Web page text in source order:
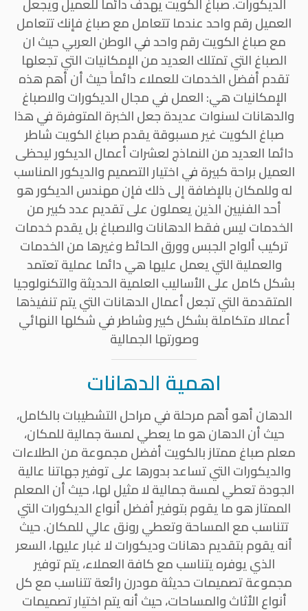
العميل رقم واحد عندما تتعامل مع صباغ فإنك تتعامل
مع صباغ الكويت رقم واحد في الوطن العربي حيث ان
الصباغ التي تمتلك العديد من الإمكانيات التي تجعلها
تقدم أفضل الخدمات للعملاء دائماً حيث أن أهم هذه
الإمكانيات هي: العمل في مجال الديكورات والاصباغ
والدهانات لسنوات عديدة جعل الخبرة المتوفرة في هذا
صباغ الكويت غير مسبوقة يقدم صباغ الكويت شاطر
دائما العديد من النماذج لعشرات أعمال الديكور ليحظى
العميل براحة كبيرة في اختيار التصميم والديكور المناسب
له وللمكان بالإضافة إلى ذلك فإن مهندس الديكور هو
أحد الفنيين الذين يعملون على تقديم عدد كبير من
الخدمات ليس فقط الدهانات والاصباغ بل يقدم خدمات
تركيب ألواح الجبس وورق الحائط وغيرها من الخدمات
والعملية التي يعمل عليها هي دائما عملية تعتمد
بشكل كامل على الأساليب العلمية الحديثة والتكنولوجيا
المتقدمة التي تجعل أعمال الدهانات التي يتم تنفيذها
أعمالا متكاملة بشكل كبير وشاطر في شكلها النهائي
وصورتها الجمالية
اهمية الدهانات
الدهان أهو أهم مرحلة في مراحل التشطيبات بالكامل،
حيث أن الدهان هو ما يعطي لمسة جمالية للمكان،
معلم صباغ ممتاز بالكويت أفضل مجموعة من الطلاءات
والديكورات التي تساعد بدورها على توفير جهاتنا عالية
الجودة تعطي لمسة جمالية لا مثيل لها، حيث أن المعلم
الممتاز هو ما يقوم بتوفير أفضل أنواع الديكورات التي
تتناسب مع المساحة وتعطي رونق عالي للمكان. حيث
أنه يقوم بتقديم دهانات وديكورات لا غبار عليها، السعر
الذي يوفره يتناسب مع كافة العملاء، يتم توفير
مجموعة تصميمات حديثة مودرن رائعة تتناسب مع كل
أنواع الأثاث والمساحات، حيث أنه يتم اختيار تصميمات